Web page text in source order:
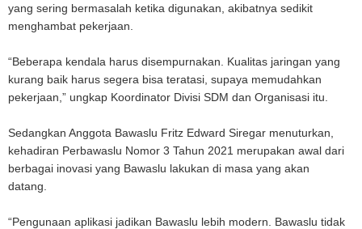
yang sering bermasalah ketika digunakan, akibatnya sedikit
menghambat pekerjaan.
“Beberapa kendala harus disempurnakan. Kualitas jaringan yang
kurang baik harus segera bisa teratasi, supaya memudahkan
pekerjaan,” ungkap Koordinator Divisi SDM dan Organisasi itu.
Sedangkan Anggota Bawaslu Fritz Edward Siregar menuturkan,
kehadiran Perbawaslu Nomor 3 Tahun 2021 merupakan awal dari
berbagai inovasi yang Bawaslu lakukan di masa yang akan
datang.
“Pengunaan aplikasi jadikan Bawaslu lebih modern. Bawaslu tidak